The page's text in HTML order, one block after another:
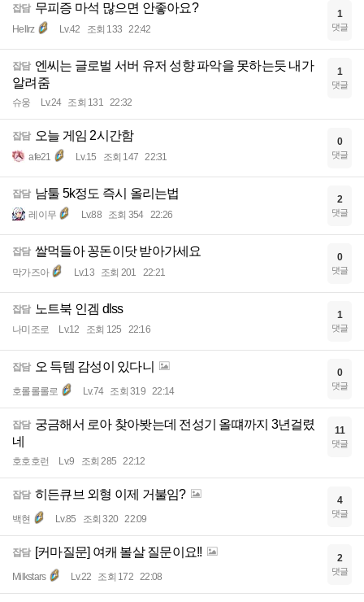
잡담 무피증 마석 많으면 안좋아요?
Hellrz Lv.42 조회 133 22:42
1
댓글
잡담 엔씨는 글로벌 서버 유저 성향 파악을 못하는듯 내가
알려줌
슈웅 Lv.24 조회 131 22:32
1
댓글
잡담 오늘 게임 2시간함
afe21 Lv.15 조회 147 22:31
0
댓글
잡담 남툴 5k정도 즉시 올리는법
레이무 Lv.88 조회 354 22:26
2
댓글
잡담 쌀먹들아 꽁돈이닷 받아가세요
막가즈아 Lv.13 조회 201 22:21
0
댓글
잡담 노트북 인겜 dlss
나미조로 Lv.12 조회 125 22:16
1
댓글
잡담 오 득템 감성이 있다니
호롤롤롤로 Lv.74 조회 319 22:14
0
댓글
잡담 궁금해서 로아 찾아봣는데 전성기 올떄까지 3년걸렸
네
호호호런 Lv.9 조회 285 22:12
11
댓글
잡담 히든큐브 외형 이제 거불임?
백현 Lv.85 조회 320 22:09
4
댓글
잡담 [커마질문] 여캐 볼살 질문이요!!
Milkstars Lv.22 조회 172 22:08
2
댓글